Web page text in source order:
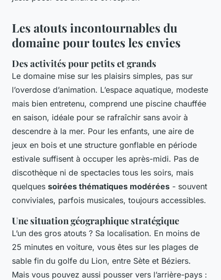
Les atouts incontournables du
domaine pour toutes les envies
Des activités pour petits et grands
Le domaine mise sur les plaisirs simples, pas sur
l’overdose d’animation. L’espace aquatique, modeste
mais bien entretenu, comprend une piscine chauffée
en saison, idéale pour se rafraîchir sans avoir à
descendre à la mer. Pour les enfants, une aire de
jeux en bois et une structure gonflable en période
estivale suffisent à occuper les après-midi. Pas de
discothèque ni de spectacles tous les soirs, mais
quelques soirées thématiques modérées - souvent
conviviales, parfois musicales, toujours accessibles.
Une situation géographique stratégique
L’un des gros atouts ? Sa localisation. En moins de
25 minutes en voiture, vous êtes sur les plages de
sable fin du golfe du Lion, entre Sète et Béziers.
Mais vous pouvez aussi pousser vers l’arrière-pays :